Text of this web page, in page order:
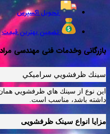
تحویل اکسپرس
تضمین بهترین قیمت
بازرگانی وخدمات فنی مهندسی مرادی/
سينك ظرفشويي سراميكي
اين نوع از سينك هاي ظرفشويي
داشته باشد، مناسب است.
مزايا انواع سینک ظرفشویی